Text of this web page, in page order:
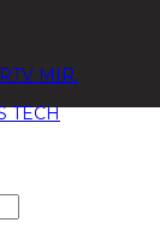
RTV MIR.
TECH